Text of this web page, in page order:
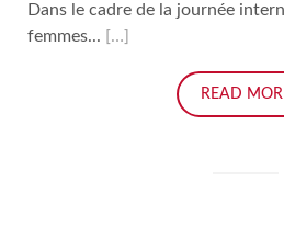
Dans le cadre de la journée
femmes...
[…]
READ